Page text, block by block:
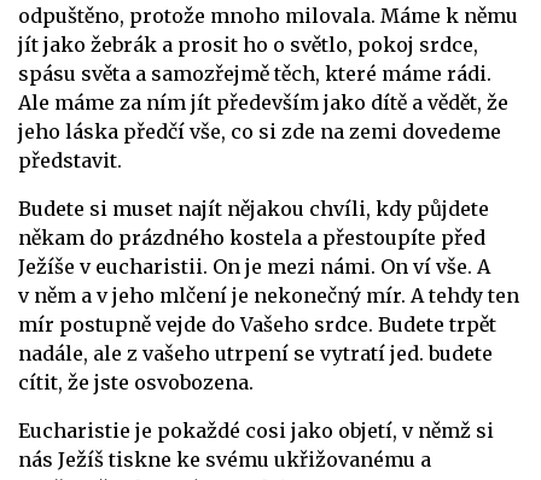
odpuštěno, protože mnoho milovala. Máme k němu
jít jako žebrák a prosit ho o světlo, pokoj srdce,
spásu světa a samozřejmě těch, které máme rádi.
Ale máme za ním jít především jako dítě a vědět, že
jeho láska předčí vše, co si zde na zemi dovedeme
představit.
Budete si muset najít nějakou chvíli, kdy půjdete
někam do prázdného kostela a přestoupíte před
Ježíše v eucharistii. On je mezi námi. On ví vše. A
v něm a v jeho mlčení je nekonečný mír. A tehdy ten
mír postupně vejde do Vašeho srdce. Budete trpět
nadále, ale z vašeho utrpení se vytratí jed. budete
cítit, že jste osvobozena.
Eucharistie je pokaždé cosi jako objetí, v němž si
nás Ježíš tiskne ke svému ukřižovanému a